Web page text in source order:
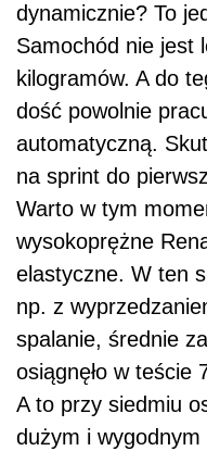
dynamicznie? To
Samochód nie jest
kilogramów. A do
dość powolnie
automatyczną.
na sprint do
Warto w tym
wysokoprężne
elastyczne. W ten
np. z
spalanie, średnie
osiągnęło w teście
A to przy siedmiu
dużym i